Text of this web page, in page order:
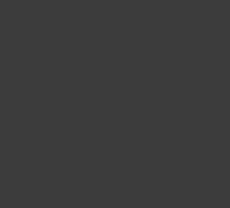
és tisztító spray